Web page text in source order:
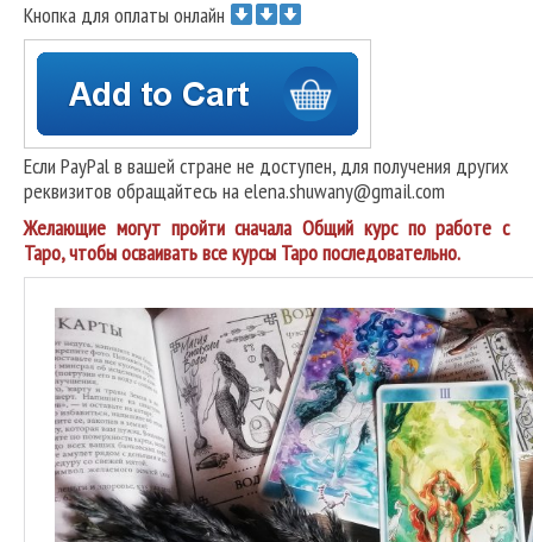
Кнопка для оплаты онлайн
Если PayPal в вашей стране не доступен, для получения других
реквизитов обращайтесь на elena.shuwany@gmail.com
Желающие могут пройти сначала Общий курс по работе с
Таро, чтобы осваивать все курсы Таро последовательно.